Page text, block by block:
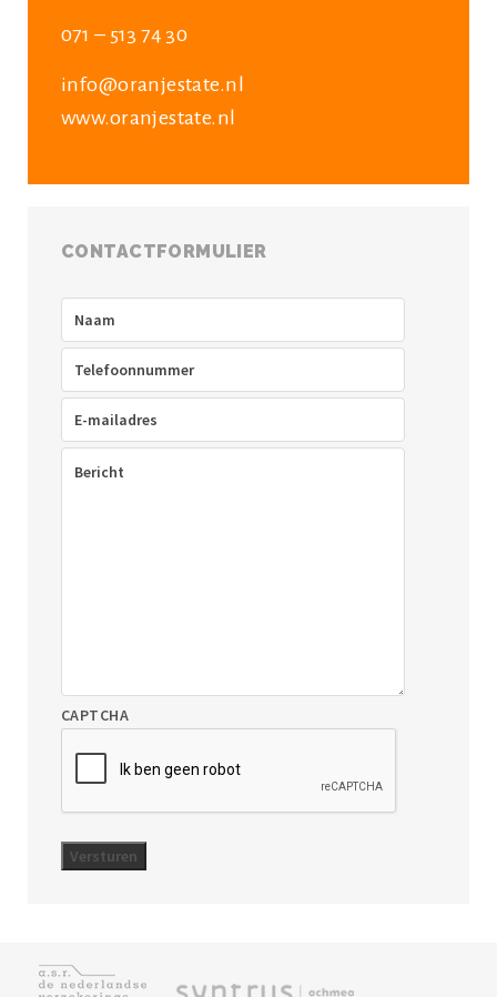
071 – 513 74 30
info@oranjestate.nl
www.oranjestate.nl
CONTACTFORMULIER
Telefoon
mailadres(Vereist)
CAPTCHA